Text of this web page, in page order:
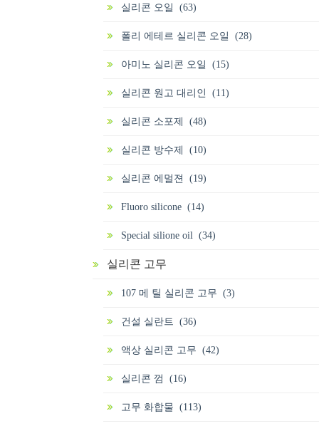
실리콘 오일 (63)
폴리 에테르 실리콘 오일 (28)
아미노 실리콘 오일 (15)
실리콘 원고 대리인 (11)
실리콘 소포제 (48)
실리콘 방수제 (10)
실리콘 에멀젼 (19)
Fluoro silicone (14)
Special silione oil (34)
실리콘 고무
107 메 틸 실리콘 고무 (3)
건설 실란트 (36)
액상 실리콘 고무 (42)
실리콘 껌 (16)
고무 화합물 (113)